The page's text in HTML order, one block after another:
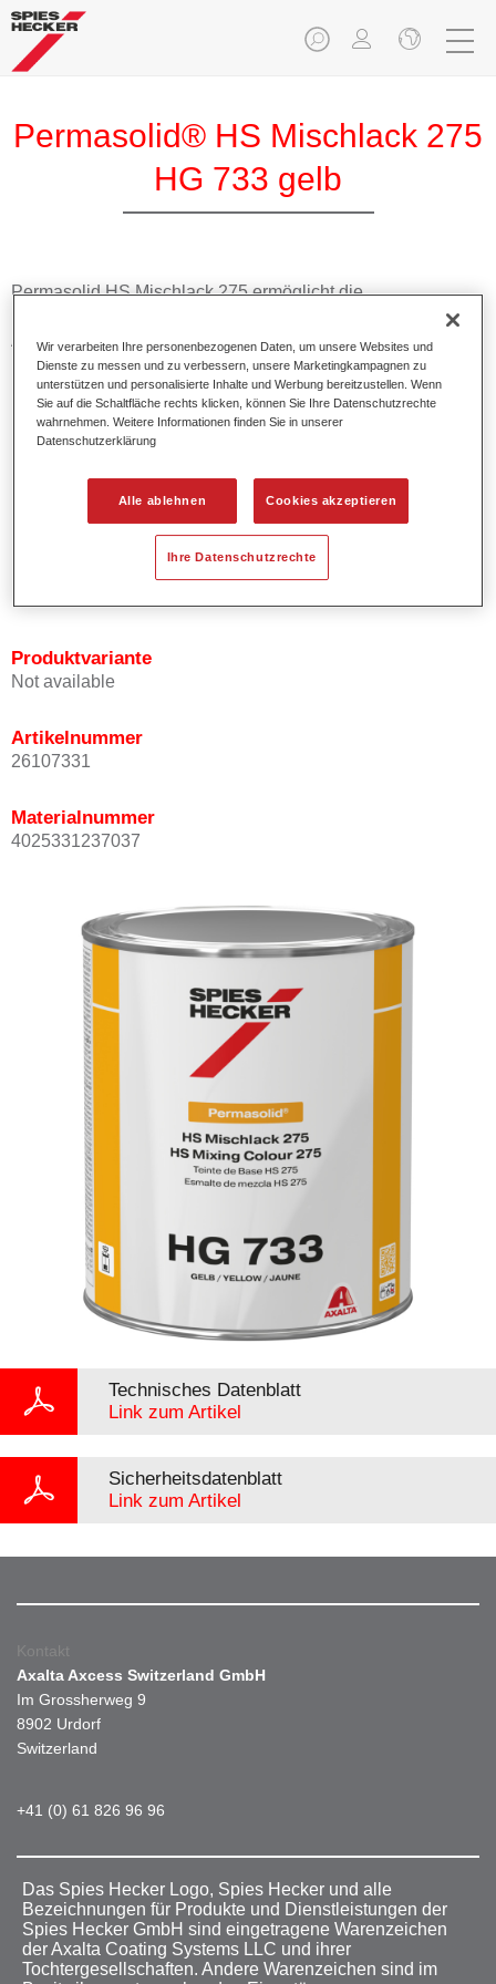
Permasolid® HS Mischlack 275
HG 733 gelb
Permasolid HS Mischlack 275 ermöglicht die
Farbtonausmischung vom hochwertigen Permasolid HS
Autolack 275 mit allen Uni-Farbtönen für die Pkw-
Lackierung.
Produktmerkmale
Erlaubt eine einfache und schnelle Verarbeitung in 1,5
Ermöglicht schnelle Trocknungszeiten.
Bietet ein hohes Deckvermögen.
Besitzt einen exzellenten Decklackstand.
Entspricht den VOC Anforderungen.
Produktvariante
Not available
Artikelnummer
26107331
Materialnummer
4025331237037
Technisches Datenblatt
Link zum Artikel
Sicherheitsdatenblatt
Link zum Artikel
Kontakt
Axalta Axcess Switzerland GmbH
Im Grossherweg 9
8902 Urdorf
Switzerland
+41 (0) 61 826 96 96
Das Spies Hecker Logo, Spies Hecker und alle
Bezeichnungen für Produkte und Dienstleistungen der
Spies Hecker GmbH sind eingetragene Warenzeichen
der Axalta Coating Systems LLC und ihrer
Tochtergesellschaften. Andere Warenzeichen sind im
Wir verarbeiten Ihre personenbezogenen Daten, um unsere Websites und
Dienste zu messen und zu verbessern, unsere Marketingkampagnen zu
unterstützen und personalisierte Inhalte und Werbung bereitzustellen. Wenn
Sie auf die Schaltfläche rechts klicken, können Sie Ihre Datenschutzrechte
wahrnehmen. Weitere Informationen finden Sie in unserer
Datenschutzerklärung
Alle ablehnen Cookies akzeptieren
Ihre Datenschutzrechte